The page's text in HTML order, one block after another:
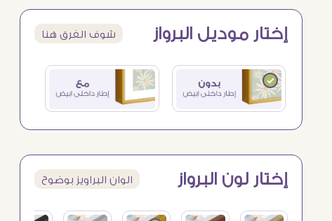
إختار موديل البرواز شوف الفرق هنا
إختار لون البرواز الوان البراويز بوضوح